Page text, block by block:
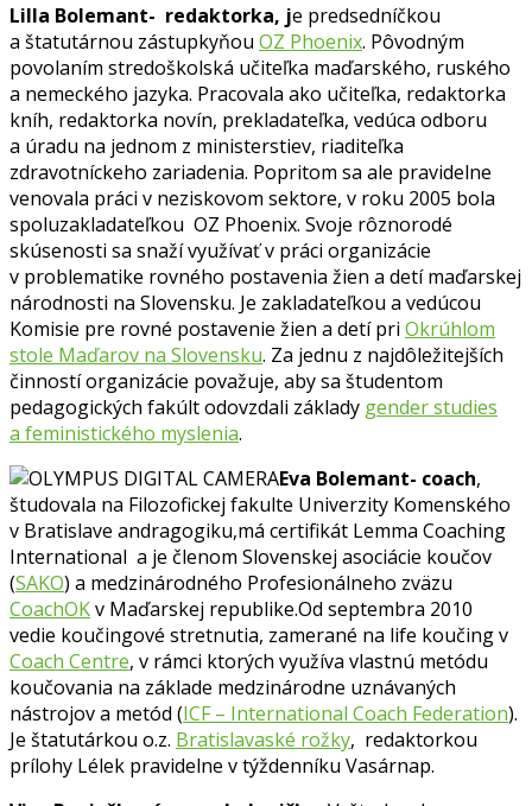
Lilla Bolemant- redaktorka, je predsedníčkou
a štatutárnou zástupkyňou OZ Phoenix. Pôvodným
povolaním stredoškolská učiteľka maďarského, ruského
a nemeckého jazyka. Pracovala ako učiteľka, redaktorka
kníh, redaktorka novín, prekladateľka, vedúca odboru
a úradu na jednom z ministerstiev, riaditeľka
zdravotníckeho zariadenia. Popritom sa ale pravidelne
venovala práci v neziskovom sektore, v roku 2005 bola
spoluzakladateľkou OZ Phoenix. Svoje rôznorodé
skúsenosti sa snaží využívať v práci organizácie
v problematike rovného postavenia žien a detí maďarskej
národnosti na Slovensku. Je zakladateľkou a vedúcou
Komisie pre rovné postavenie žien a detí pri Okrúhlom
stole Maďarov na Slovensku. Za jednu z najdôležitejších
činností organizácie považuje, aby sa študentom
pedagogických fakúlt odovzdali základy gender studies
a feministického myslenia.
Eva Bolemant- coach,
študovala na Filozofickej fakulte Univerzity Komenského
v Bratislave andragogiku,má certifikát Lemma Coaching
International a je členom Slovenskej asociácie koučov
(SAKO) a medzinárodného Profesionálneho zväzu
CoachOKv Maďarskej republike.Od septembra 2010
vedie koučingové stretnutia, zamerané na life koučing v
Coach Centre, v rámci ktorých využíva vlastnú metódu
koučovania na základe medzinárodne uznávaných
nástrojov a metód (ICF – International Coach Federation).
Je štatutárkou o.z. Bratislavaské rožky, redaktorkou
prílohy Lélek pravidelne v týždenníku Vasárnap.